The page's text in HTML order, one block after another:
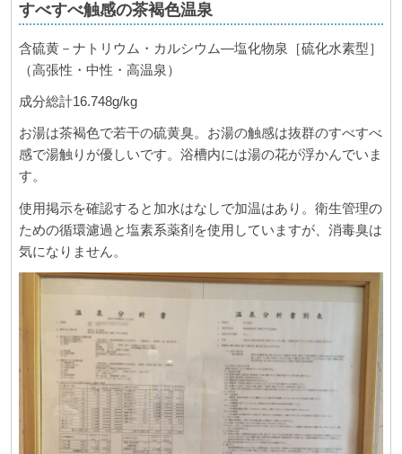
すべすべ触感の茶褐色温泉
含硫黄－ナトリウム・カルシウム―塩化物泉［硫化水素型］
（高張性・中性・高温泉）
成分総計16.748g/kg
お湯は茶褐色で若干の硫黄臭。お湯の触感は抜群のすべすべ
感で湯触りが優しいです。浴槽内には湯の花が浮かんでいま
す。
使用掲示を確認すると加水はなしで加温はあり。衛生管理の
ための循環濾過と塩素系薬剤を使用していますが、消毒臭は
気になりません。